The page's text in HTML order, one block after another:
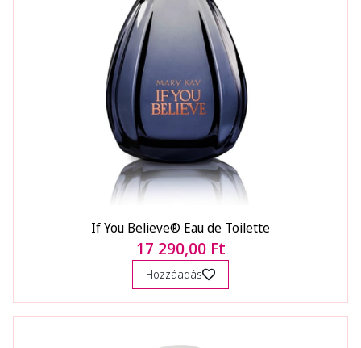
If You Believe® Eau de Toilette
17 290,00 Ft
Hozzáadás